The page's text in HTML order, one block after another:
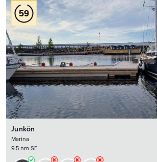
59
Junkön
Marina
9.5 nm SE